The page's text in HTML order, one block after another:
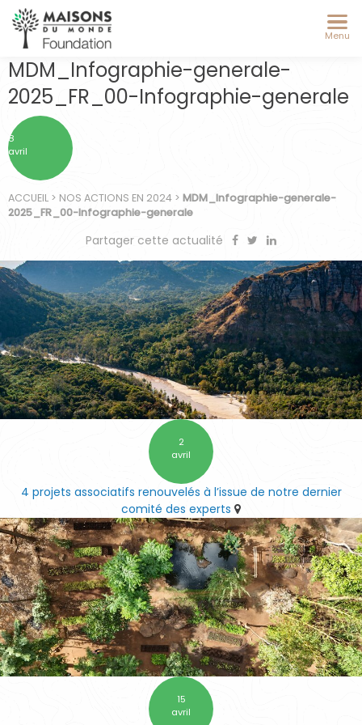
Menu
MDM_Infographie-generale-
2025_FR_00-Infographie-generale
8
avril
ACCUEIL > NOS ACTIONS EN 2024 > MDM_Infographie-generale-
2025_FR_00-Infographie-generale
Partager cette actualité
2
avril
4 projets associatifs renouvelés à l’issue de notre dernier
comité des experts
15
avril